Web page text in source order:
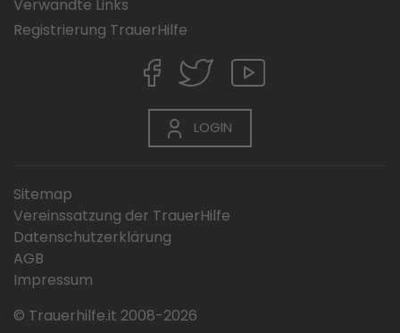
Verwandte Links
Registrierung TrauerHilfe
LOGIN
Sitemap
Vereinssatzung der TrauerHilfe
Datenschutzerklärung
AGB
Impressum
© Trauerhilfe.it 2008-2026